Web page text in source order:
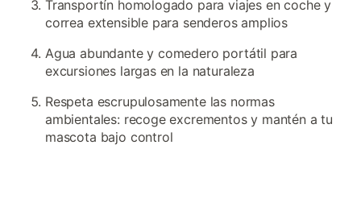
Transportín homologado para viajes en coche y
correa extensible para senderos amplios
Agua abundante y comedero portátil para
excursiones largas en la naturaleza
Respeta escrupulosamente las normas
ambientales: recoge excrementos y mantén a tu
mascota bajo control